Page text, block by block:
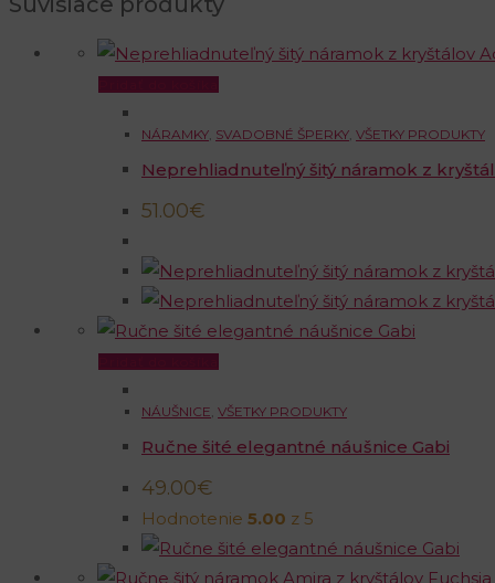
NÁRAMKY SVADOBNÉ ŠPERKY VŠETKY PRODUKTY
Neprehliadnuteľný šitý náramok z
51.00€
NÁUŠNICE VŠETKY PRODUKTY
Ručne šité elegantné náušnice Gabi
49.00€
Hodnotenie 5.00 z 5